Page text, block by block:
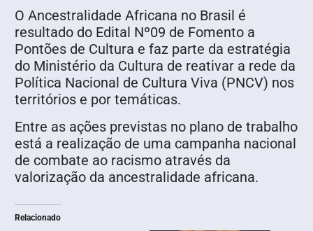
O Ancestralidade Africana no Brasil é
resultado do Edital Nº09 de Fomento a
Pontões de Cultura e faz parte da estratégia
do Ministério da Cultura de reativar a rede da
Política Nacional de Cultura Viva (PNCV) nos
territórios e por temáticas.
Entre as ações previstas no plano de trabalho
está a realização de uma campanha nacional
de combate ao racismo através da
valorização da ancestralidade africana.
Relacionado